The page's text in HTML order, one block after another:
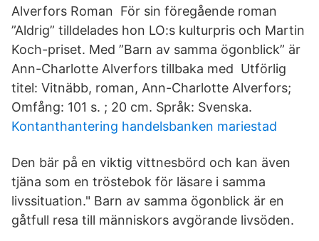
Alverfors Roman För sin föregående roman
”Aldrig” tilldelades hon LO:s kulturpris och Martin
Koch-priset. Med ”Barn av samma ögonblick” är
Ann-Charlotte Alverfors tillbaka med Utförlig
titel: Vitnäbb, roman, Ann-Charlotte Alverfors;
Omfång: 101 s. ; 20 cm. Språk: Svenska.
Kontanthantering handelsbanken mariestad
Den bär på en viktig vittnesbörd och kan även
tjäna som en tröstebok för läsare i samma
livssituation." Barn av samma ögonblick är en
gåtfull resa till människors avgörande livsöden.